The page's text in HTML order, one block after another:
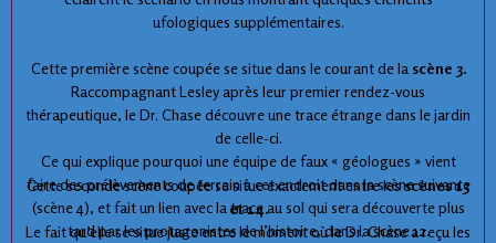
ufologiques supplémentaires.
Cette première scène coupée se situe dans le courant de la scène 3.
Raccompagnant Lesley après leur premier rendez-vous
thérapeutique, le Dr. Chase découvre une trace étrange dans le jardin
de celle-ci.
Ce qui explique pourquoi une équipe de faux « géologues » vient
faire des prélèvements de terrain à cet endroit dans la scène suivante
(scène 4), et fait un lien avec la trace au sol qui sera découverte plus
tard par les protagonistes de l’histoire, dans la scène 12.
Cette seconde scène coupée se situe exactement entre lesscènes 13
et 14.
Le fait qu’elle se situe juste entre le moment où le Dr. Chase a reçu les